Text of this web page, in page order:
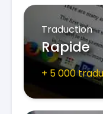
Traduction
Rapide
+ 5 000